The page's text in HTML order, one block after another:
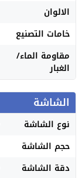
الالوان
خامات التصنيع
مقاومة الماء/
الغبار
الشاشة
نوع الشاشة
حجم الشاشة
دقة الشاشة